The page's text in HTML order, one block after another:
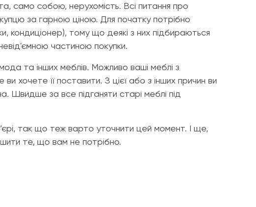
само собою, нерухомість. Всі питання про
за гарною ціною. Для початку потрібно
кондиціонер), тому що деякі з них підбираються
частиною покупки.
та інших меблів. Можливо ваші меблі з
хочете її поставити. З цієї або з інших причин ви
Швидше за все підганяти старі меблі під
так що теж варто уточнити цей момент. І ще,
те, що вам не потрібно.